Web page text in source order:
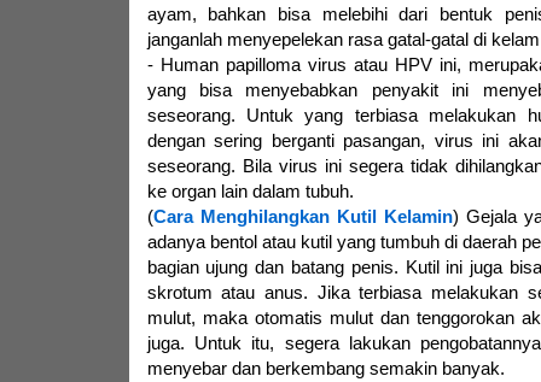
ayam, bahkan bisa melebihi dari bentuk
janganlah menyepelekan rasa gatal-gatal di
- Human papilloma virus atau HPV ini,
yang bisa menyebabkan penyakit ini
seseorang. Untuk yang terbiasa melakukan
dengan sering berganti pasangan, virus ini
seseorang. Bila virus ini segera tidak
ke organ lain dalam tubuh.
(Cara Menghilangkan Kutil Kelamin) Gejala
adanya bentol atau kutil yang tumbuh di daerah
bagian ujung dan batang penis. Kutil ini juga
skrotum atau anus. Jika terbiasa melakukan
mulut, maka otomatis mulut dan tenggorokan
juga. Untuk itu, segera lakukan
menyebar dan berkembang semakin banyak.